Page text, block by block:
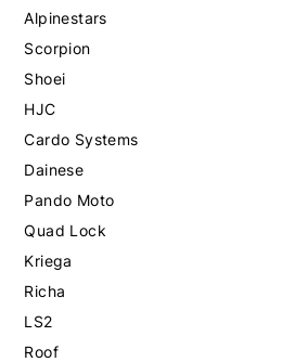
Alpinestars
Scorpion
Shoei
HJC
Cardo Systems
Dainese
Pando Moto
Quad Lock
Kriega
Richa
LS2
Roof